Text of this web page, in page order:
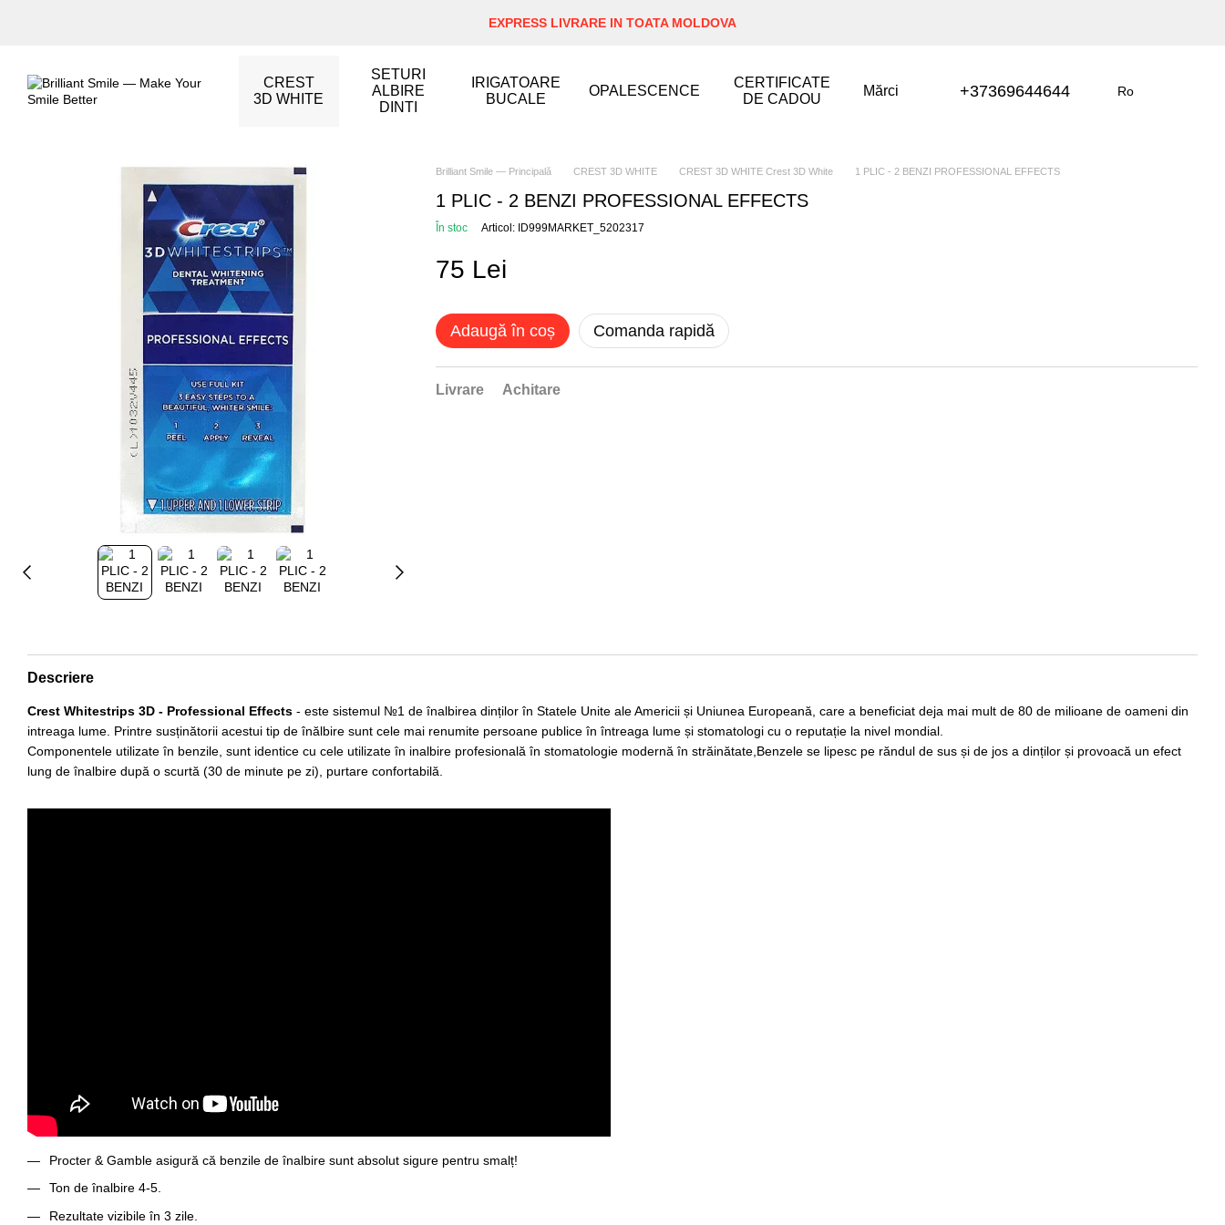
EXPRESS LIVRARE IN TOATA MOLDOVA
CREST
3D WHITE
SETURI
ALBIRE
DINTI
IRIGATOARE
BUCALE
OPALESCENCE
CERTIFICATE
DE CADOU
Mărci +37369644644 Ro
Brilliant Smile — Principală CREST 3D WHITE CREST 3D WHITE Crest 3D White 1 PLIC - 2 BENZI PROFESSIONAL EFFECTS
1 PLIC - 2 BENZI PROFESSIONAL EFFECTS
În stoc Articol: ID999MARKET_5202317
75 Lei
Adaugă în coș Comanda rapidă
Livrare Achitare
Descriere
Crest Whitestrips 3D - Professional Effects - este sistemul №1 de înalbirea dinților în Statele Unite ale Americii și Uniunea Europeană, care a beneficiat deja mai mult de 80 de milioane de oameni din
intreaga lume. Printre susținătorii acestui tip de înălbire sunt cele mai renumite persoane publice în întreaga lume și stomatologi cu o reputație la nivel mondial.
Componentele utilizate în benzile, sunt identice cu cele utilizate în inalbire profesională în stomatologie modernă în străinătate,Benzele se lipesc pe răndul de sus și de jos a dinților și provoacă un efect
lung de înalbire după o scurtă (30 de minute pe zi), purtare confortabilă.
Procter & Gamble asigură că benzile de înalbire sunt absolut sigure pentru smalț!
Ton de înalbire 4-5.
Rezultate vizibile în 3 zile.